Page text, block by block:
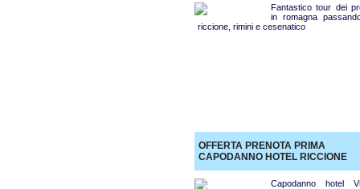
Fantastico tour dei
in romagna
riccione, rimini e cesenatico
OFFERTA PRENOTA PRIMA
CAPODANNO HOTEL RICCIONE
Capodanno hotel